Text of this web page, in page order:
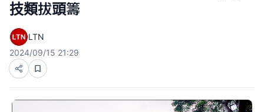
技類拔頭籌
LTN
2024/09/15 21:29